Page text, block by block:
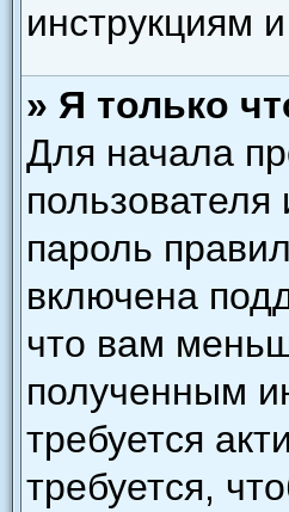
инструкциям
» Я только
Для начала
пароль
включена
что вам
полученным
требуется
требуется,